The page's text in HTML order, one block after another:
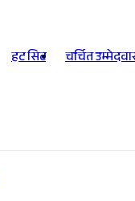
हट सिट चर्चित